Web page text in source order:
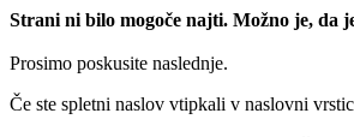
Strani ni bilo mogoče najti. Možno je, da
Prosimo poskusite naslednje.
Če ste spletni naslov vtipkali v naslovni